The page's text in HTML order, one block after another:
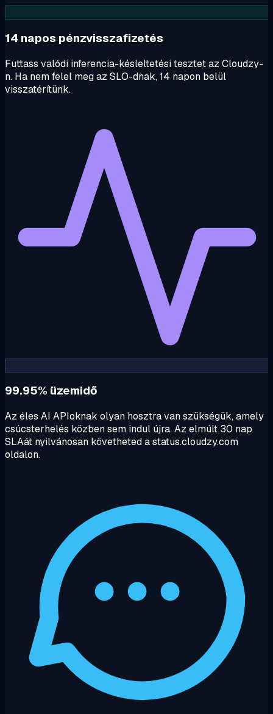
14 napos pénzvisszafizetés
Futtass valódi inferencia-késleltetési tesztet az Cloudzy-
n. Ha nem felel meg az SLO-dnak, 14 napon belül
visszatérítünk.
99.95% üzemidő
Az éles AI APIoknak olyan hosztra van szükségük, amely
csúcsterhelés közben sem indul újra. Az elmúlt 30 nap
SLAát nyilvánosan követheted a status.cloudzy.com
oldalon.